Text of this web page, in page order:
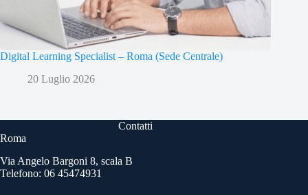
Digital Learning Specialist – Roma (Sede Centrale)
20 Luglio 2026
Contatti
Roma
Via Angelo Bargoni 8, scala B
Telefono: 06 45474931